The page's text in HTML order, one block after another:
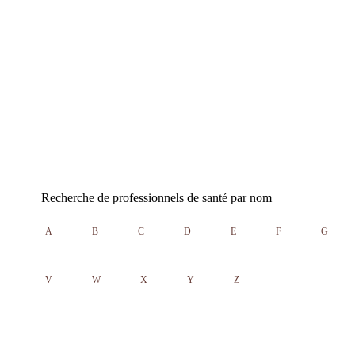
Recherche de professionnels de santé par nom
A B C D E F G
V W X Y Z